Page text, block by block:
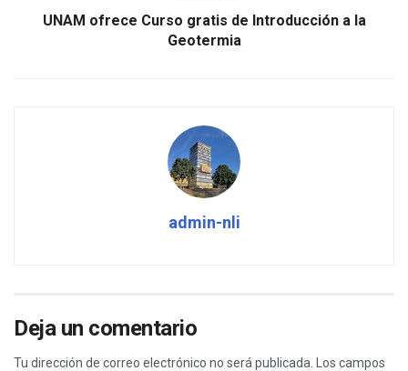
UNAM ofrece Curso gratis de Introducción a la
Geotermia
admin-nli
Deja un comentario
Tu dirección de correo electrónico no será publicada. Los campos